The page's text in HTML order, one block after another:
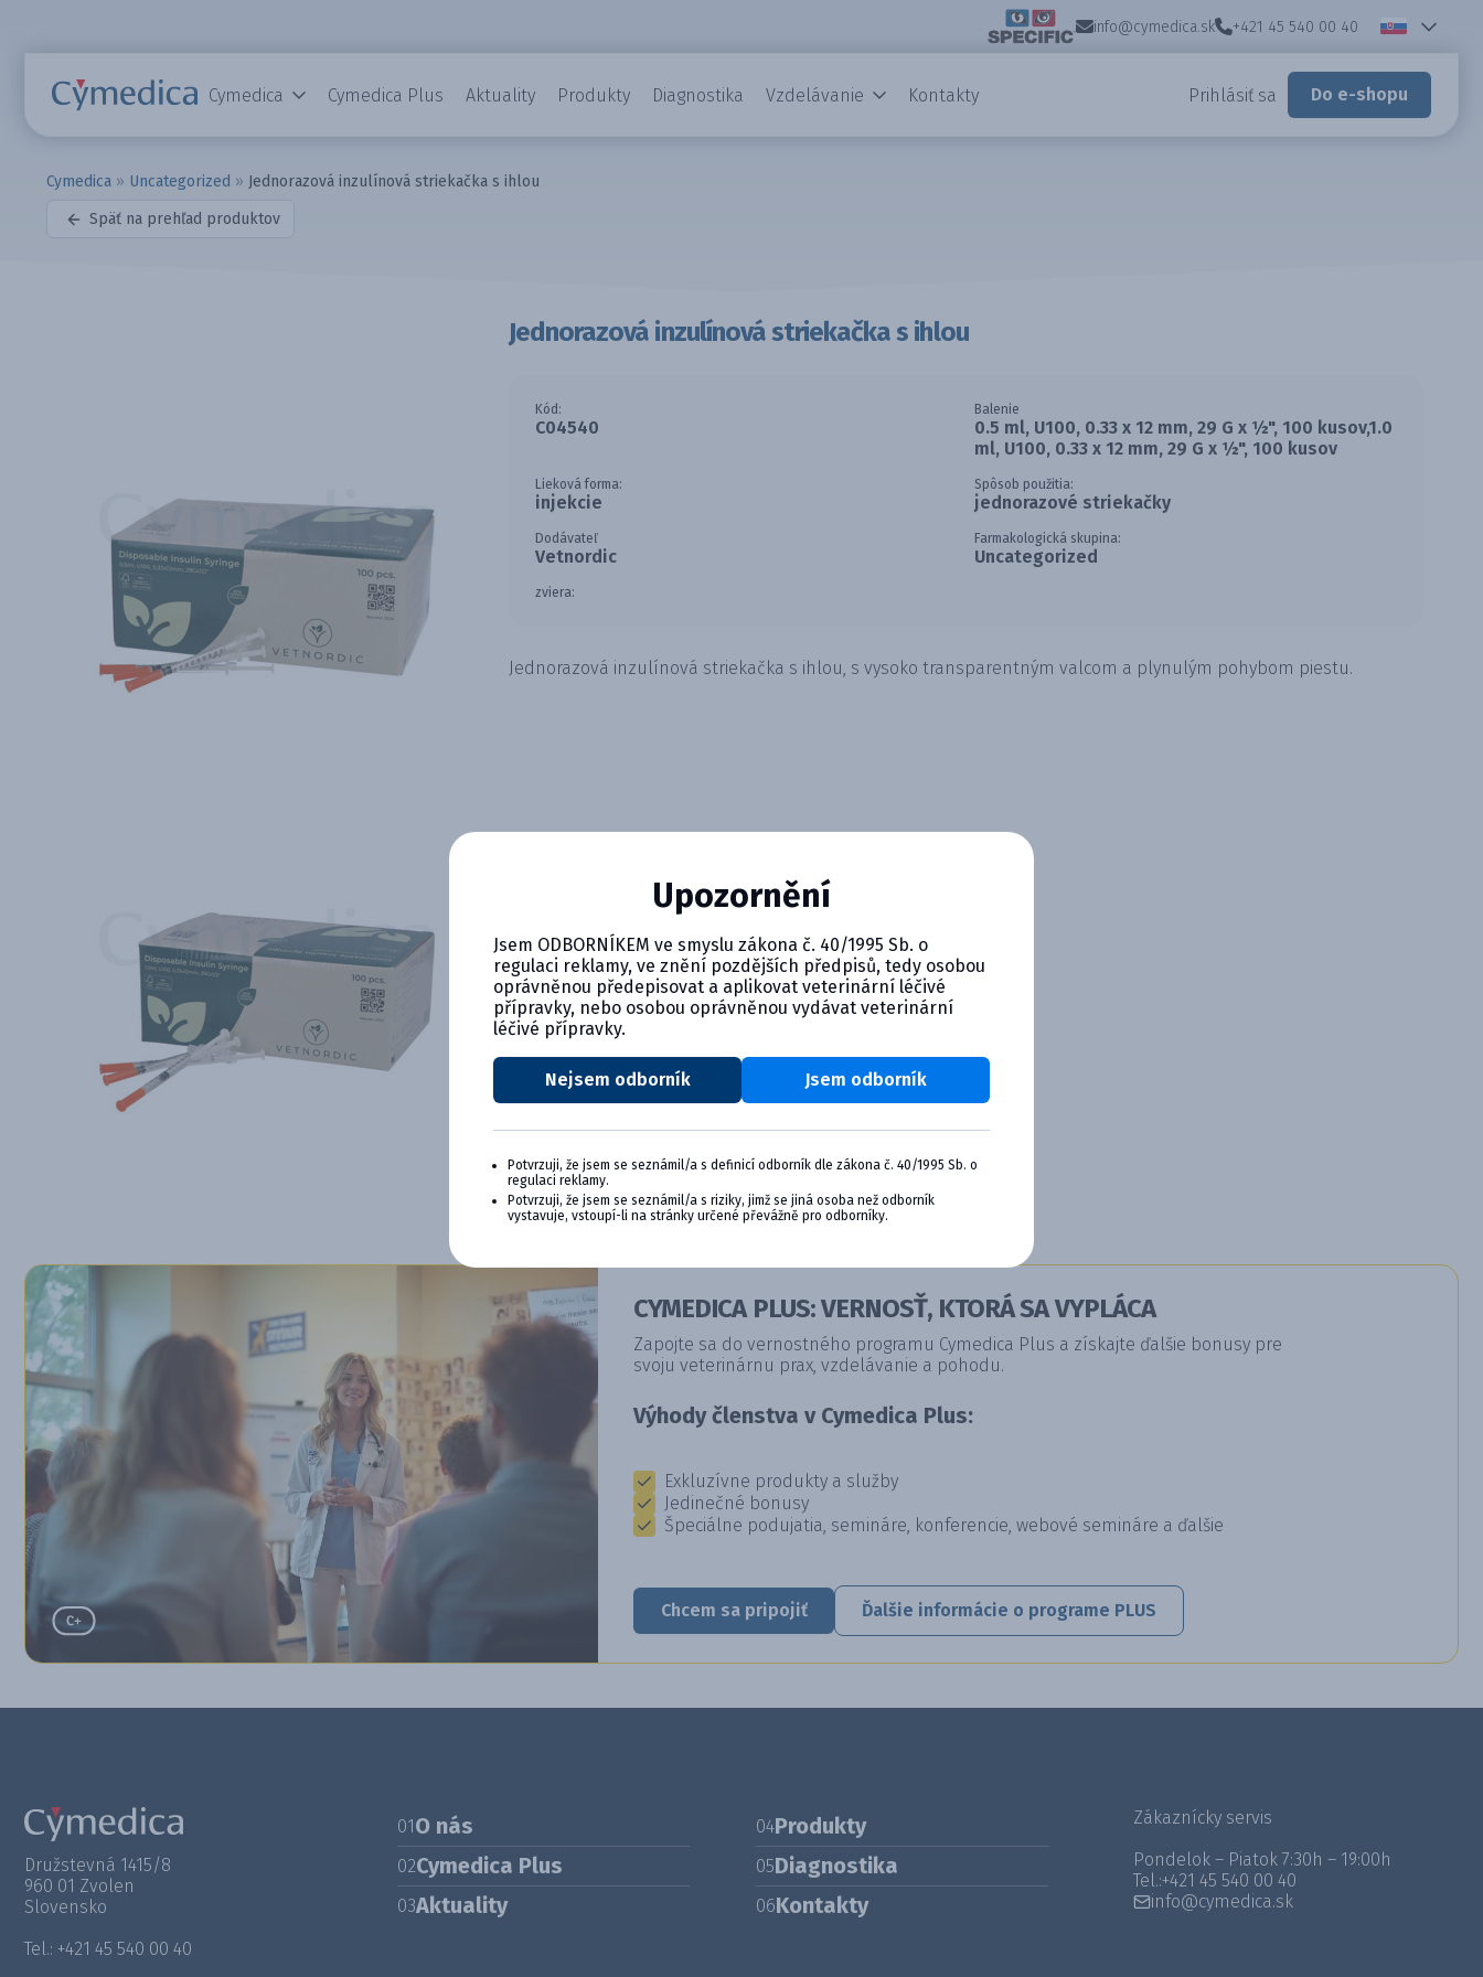
info@cymedica.sk +421 45 540 00 40
Cymedica Cymedica Plus Aktuality Produkty Diagnostika Vzdelávanie Kontakty Prihlásiť sa Do e-shopu
Cymedica » Uncategorized » Jednorazová inzulínová striekačka s ihlou
Späť na prehľad produktov
Jednorazová inzulínová striekačka s ihlou
Kód:
C04540
Balenie
0.5 ml, U100, 0.33 x 12 mm, 29 G x ½", 100 kusov,1.0
ml, U100, 0.33 x 12 mm, 29 G x ½", 100 kusov
Lieková forma:
injekcie
Spôsob použitia:
jednorazové striekačky
Dodávateľ
Vetnordic
Farmakologická skupina:
Uncategorized
zviera:
Jednorazová inzulínová striekačka s ihlou, s vysoko transparentným valcom a plynulým pohybom piestu.
CYMEDICA PLUS: VERNOSŤ, KTORÁ SA VYPLÁCA
Zapojte sa do vernostného programu Cymedica Plus a získajte ďalšie bonusy pre
svoju veterinárnu prax, vzdelávanie a pohodu.
Výhody členstva v Cymedica Plus:
Exkluzívne produkty a služby
Jedinečné bonusy
Špeciálne podujatia, semináre, konferencie, webové semináre a ďalšie
Chcem sa pripojiť Ďalšie informácie o programe PLUS
Družstevná 1415/8
960 01 Zvolen
Slovensko
Tel.: +421 45 540 00 40
01O nás
02Cymedica Plus
03Aktuality
04Produkty
05Diagnostika
06Kontakty
Zákaznícky servis
Pondelok – Piatok 7:30h – 19:00h
Tel.:+421 45 540 00 40
info@cymedica.sk
Upozornění
Jsem ODBORNÍKEM ve smyslu zákona č. 40/1995 Sb. o
regulaci reklamy, ve znění pozdějších předpisů, tedy osobou
oprávněnou předepisovat a aplikovat veterinární léčivé
přípravky, nebo osobou oprávněnou vydávat veterinární
léčivé přípravky.
Nejsem odborník Jsem odborník
Potvrzuji, že jsem se seznámil/a s definicí odborník dle zákona č. 40/1995 Sb. o
regulaci reklamy.
Potvrzuji, že jsem se seznámil/a s riziky, jimž se jiná osoba než odborník
vystavuje, vstoupí-li na stránky určené převážně pro odborníky.